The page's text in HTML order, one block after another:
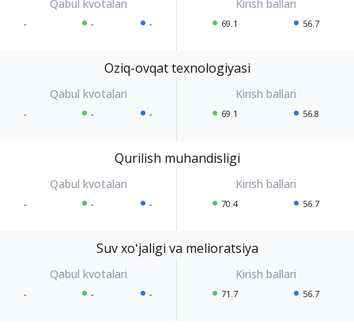
- - - 69.1 56.7
Oziq-ovqat texnologiyasi
- - - 69.1 56.8
Qurilish muhandisligi
- - - 70.4 56.7
Suv xoʻjaligi va melioratsiya
- - - 71.7 56.7